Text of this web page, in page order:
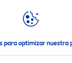
optimizar
MUNDONIVEA